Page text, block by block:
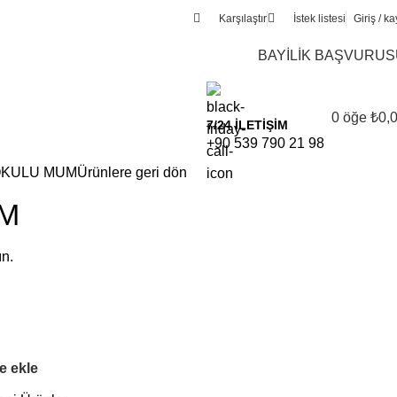
Karşılaştır İstek listesi Giriş /
BAYİLİK
7/24 İLETİŞİM
+90 539 790 21 98
0 öğe ₺
MUMÜrünlere geri dön
ekle